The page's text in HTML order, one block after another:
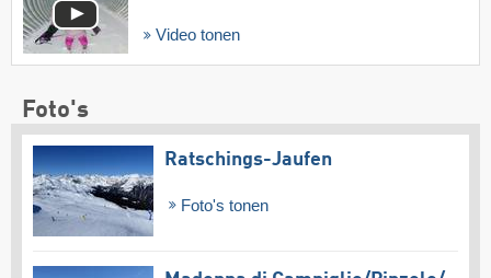
Video tonen
Foto's
Ratschings-Jaufen
Foto's tonen